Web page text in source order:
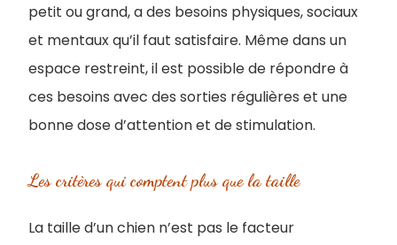
petit ou grand, a des besoins physiques, sociaux
et mentaux qu’il faut satisfaire. Même dans un
espace restreint, il est possible de répondre à
ces besoins avec des sorties régulières et une
bonne dose d’attention et de stimulation.
Les critères qui comptent plus que la taille
La taille d’un chien n’est pas le facteur